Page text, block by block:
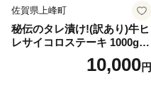
佐賀県上峰町
秘伝のタレ漬け!(訳あり)牛ヒ
レサイコロステーキ 1000g
10,000円